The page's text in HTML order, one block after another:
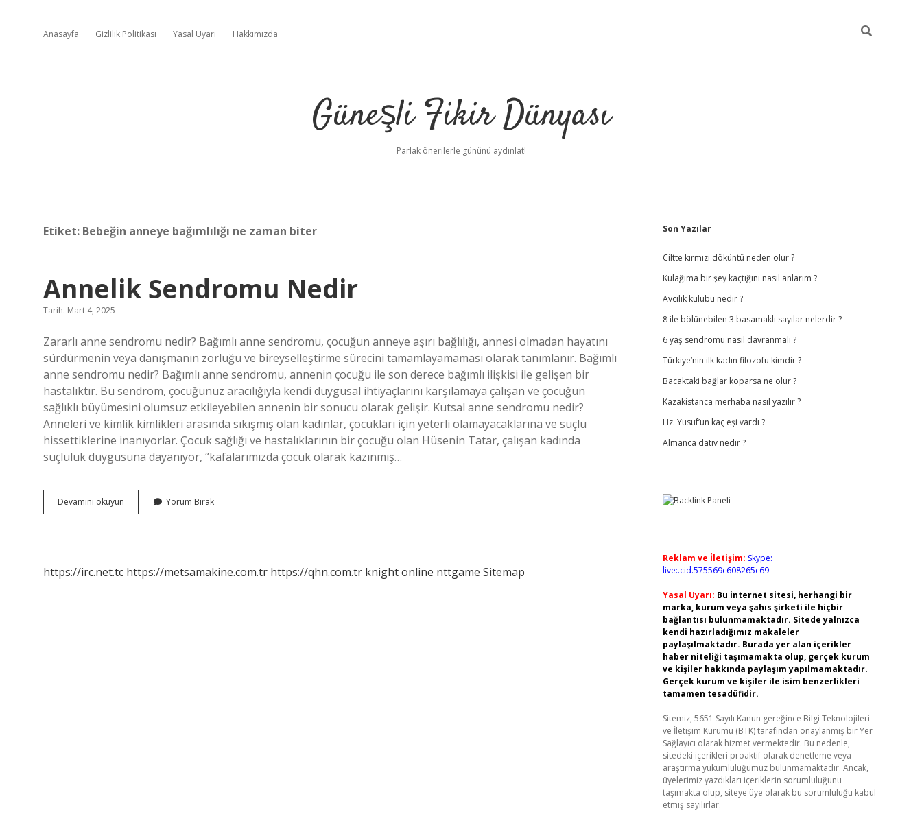
Anasayfa Gizlilik Politikası Yasal Uyarı Hakkımızda
Güneşli Fikir Dünyası
Parlak önerilerle gününü aydınlat!
Etiket: Bebeğin anneye bağımlılığı ne zaman biter
Annelik Sendromu Nedir
Tarih: Mart 4, 2025
Zararlı anne sendromu nedir? Bağımlı anne sendromu, çocuğun anneye aşırı bağlılığı, annesi olmadan hayatını
sürdürmenin veya danışmanın zorluğu ve bireyselleştirme sürecini tamamlayamaması olarak tanımlanır. Bağımlı
anne sendromu nedir? Bağımlı anne sendromu, annenin çocuğu ile son derece bağımlı ilişkisi ile gelişen bir
hastalıktır. Bu sendrom, çocuğunuz aracılığıyla kendi duygusal ihtiyaçlarını karşılamaya çalışan ve çocuğun
sağlıklı büyümesini olumsuz etkileyebilen annenin bir sonucu olarak gelişir. Kutsal anne sendromu nedir?
Anneleri ve kimlik kimlikleri arasında sıkışmış olan kadınlar, çocukları için yeterli olamayacaklarına ve suçlu
hissettiklerine inanıyorlar. Çocuk sağlığı ve hastalıklarının bir çocuğu olan Hüsenin Tatar, çalışan kadında
suçluluk duygusuna dayanıyor, “kafalarımızda çocuk olarak kazınmış…
Devamını okuyun
Sendromu
Yorum Bırak
https://irc.net.tc https://metsamakine.com.tr https://qhn.com.tr knight online nttgame Sitemap
Sidebar
Son Yazılar
Ciltte kırmızı döküntü neden olur ?
Kulağıma bir şey kaçtığını nasıl anlarım ?
Avcılık kulübü nedir ?
8 ile bölünebilen 3 basamaklı sayılar nelerdir ?
6 yaş sendromu nasıl davranmalı ?
Türkiye’nin ilk kadın filozofu kimdir ?
Bacaktaki bağlar koparsa ne olur ?
Kazakistanca merhaba nasıl yazılır ?
Hz. Yusuf’un kaç eşi vardı ?
Almanca dativ nedir ?
Reklam ve İletişim: Skype:
live:.cid.575569c608265c69
Yasal Uyarı: Bu internet sitesi, herhangi bir
marka, kurum veya şahıs şirketi ile hiçbir
bağlantısı bulunmamaktadır. Sitede yalnızca
kendi hazırladığımız makaleler
paylaşılmaktadır. Burada yer alan içerikler
haber niteliği taşımamakta olup, gerçek kurum
ve kişiler hakkında paylaşım yapılmamaktadır.
Gerçek kurum ve kişiler ile isim benzerlikleri
tamamen tesadüfidir.
Sitemiz, 5651 Sayılı Kanun gereğince Bilgi Teknolojileri
ve İletişim Kurumu (BTK) tarafından onaylanmış bir Yer
Sağlayıcı olarak hizmet vermektedir. Bu nedenle,
sitedeki içerikleri proaktif olarak denetleme veya
araştırma yükümlülüğümüz bulunmamaktadır. Ancak,
üyelerimiz yazdıkları içeriklerin sorumluluğunu
taşımakta olup, siteye üye olarak bu sorumluluğu kabul
etmiş sayılırlar.
ilbethiltonbet